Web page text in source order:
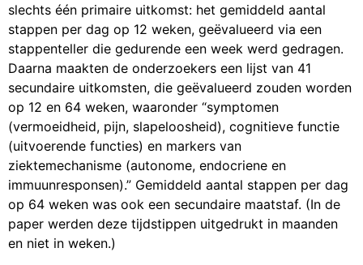
slechts één primaire uitkomst: het gemiddeld aantal
stappen per dag op 12 weken, geëvalueerd via een
stappenteller die gedurende een week werd gedragen.
Daarna maakten de onderzoekers een lijst van 41
secundaire uitkomsten, die geëvalueerd zouden worden
op 12 en 64 weken, waaronder “symptomen
(vermoeidheid, pijn, slapeloosheid), cognitieve functie
(uitvoerende functies) en markers van
ziektemechanisme (autonome, endocriene en
immuunresponsen).” Gemiddeld aantal stappen per dag
op 64 weken was ook een secundaire maatstaf. (In de
paper werden deze tijdstippen uitgedrukt in maanden
en niet in weken.)